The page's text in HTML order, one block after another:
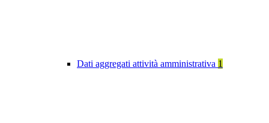
Dati aggregati attività amministrativa 1